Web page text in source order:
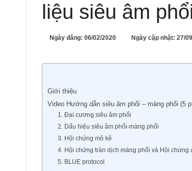
liệu siêu âm
Ngày đăng: 06/02/2020 Ngày cập nhật: 27/
Giới thiệu
Video Hướng dẫn siêu âm phổi – màng phổi (5
1. Đại cương siêu âm phổi
2. Dấu hiệu siêu âm phổi-màng phổi
3. Hội chứng mô kẽ
4. Hội chứng tràn dịch màng phổi và Hội chứng
5. BLUE protocol